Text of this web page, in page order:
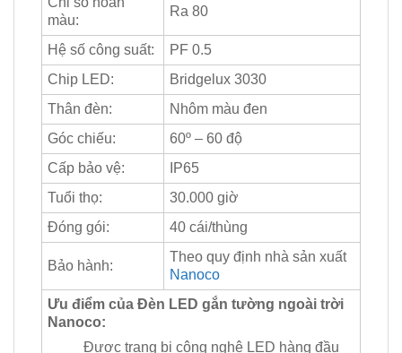
màu:
Ra 80
Hệ số công suất:
PF 0.5
Chip LED:
Bridgelux 3030
Thân đèn:
Nhôm màu đen
Góc chiếu:
60º – 60 độ
Cấp bảo vệ:
IP65
Tuổi thọ:
30.000 giờ
Đóng gói:
40 cái/thùng
Bảo hành:
Theo quy định nhà sản xuất
Nanoco
Ưu điểm của Đèn LED gắn tường ngoài trời
Nanoco:
Được trang bị công nghệ LED hàng đầu